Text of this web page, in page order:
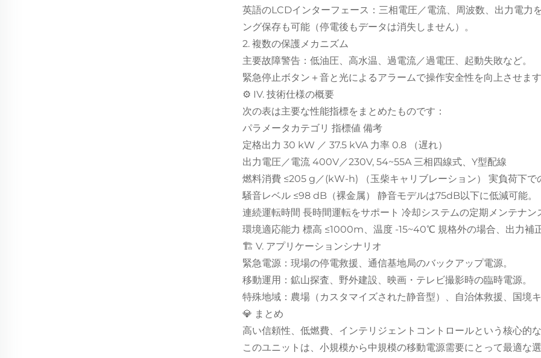
英語のLCDインターフェース：三相電圧／電流、周波数、出力電力
ング保存も可能（停電後もデータは消失しません）。
2. 複数の保護メカニズム
主要故障警告：低油圧、高水温、過電流／過電圧、起動失敗など。
緊急停止ボタン＋音と光によるアラームで操作安全性を向上させます
⚙️ IV. 技術仕様の概要
次の表は主要な性能指標をまとめたものです：
パラメータカテゴリ 指標値 備考
定格出力 30 kW ／ 37.5 kVA 力率 0.8 （遅れ）
出力電圧／電流 400V／230V, 54~55A 三相四線式、Y型配線
燃料消費 ≤205 g／(kW-h) （玉柴キャリブレーション） 実負荷下で
騒音レベル ≤98 dB（裸金属） 静音モデルは75dB以下に低減可能。
連続運転時間 長時間運転をサポート 冷却システムの定期メンテナン
環境適応能力 標高 ≤1000m、温度 -15~40℃ 規格外の場合、出力補
🏗️ V. アプリケーションシナリオ
緊急電源：現場の停電救援、通信基地局のバックアップ電源。
移動運用：鉱山探査、野外建設、映画・テレビ撮影時の臨時電源。
特殊地域：農場（カスタマイズされた静音型）、自治体救援、国境キ
💎 まとめ
高い信頼性、低燃費、インテリジェントコントロールという核心的
このユニットは、小規模から中規模の移動電源需要にとって最適